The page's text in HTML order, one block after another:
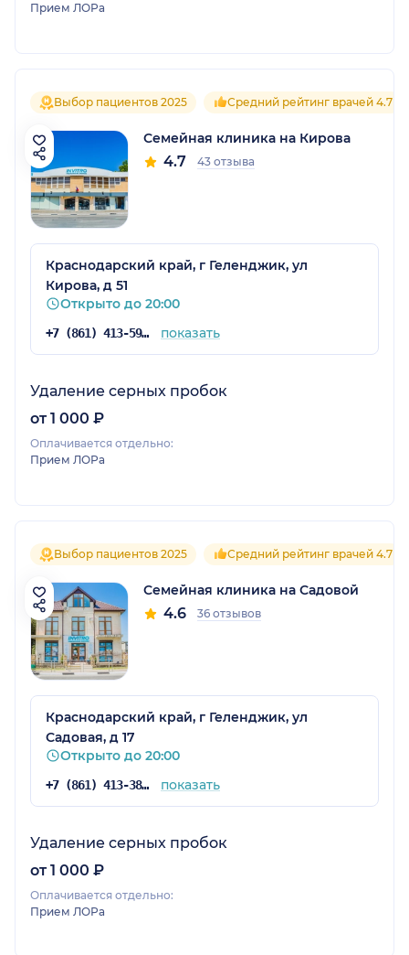
Прием ЛОРа
Выбор пациентов 2025 Средний рейтинг врачей 4.7
Семейная клиника на Кирова
4.7 43 отзыва
Краснодарский край, г Геленджик, ул
Кирова, д 51
Открыто до 20:00
+7 (861) 413-59-23 показать
Удаление серных пробок
от 1 000 ₽
Оплачивается отдельно:
Прием ЛОРа
Выбор пациентов 2025 Средний рейтинг врачей 4.7
Семейная клиника на Садовой
4.6 36 отзывов
Краснодарский край, г Геленджик, ул
Садовая, д 17
Открыто до 20:00
+7 (861) 413-38-91 показать
Удаление серных пробок
от 1 000 ₽
Оплачивается отдельно:
Прием ЛОРа